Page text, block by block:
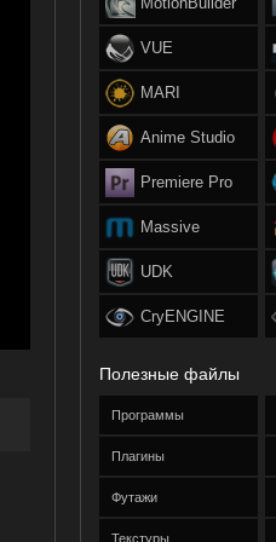
VUE
MARI
Anime Studio
Premiere Pro
Massive
UDK
CryENGINE
Полезные файлы
Программы
Плагины
Футажи
Текстуры